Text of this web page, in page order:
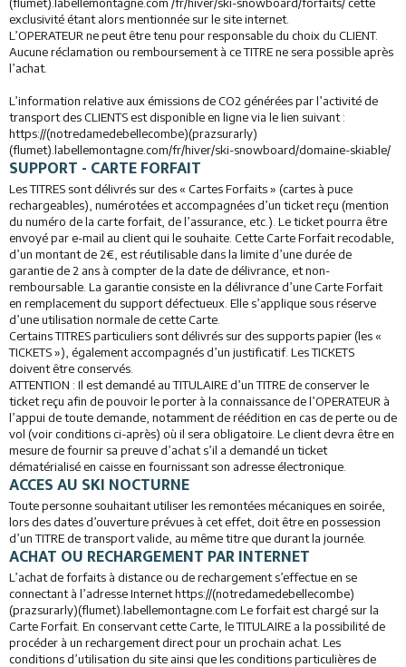
exclusivité étant alors mentionnée sur le site internet.
L’OPERATEUR ne peut être tenu pour responsable du choix du CLIENT.
Aucune réclamation ou remboursement à ce TITRE ne sera possible après
l’achat.
L’information relative aux émissions de CO2 générées par l’activité de
transport des CLIENTS est disponible en ligne via le lien suivant :
https://(notredamedebellecombe)(prazsurarly)
(flumet).labellemontagne.com/fr/hiver/ski-snowboard/domaine-skiable/
SUPPORT - CARTE FORFAIT
Les TITRES sont délivrés sur des « Cartes Forfaits » (cartes à puce
rechargeables), numérotées et accompagnées d’un ticket reçu (mention
du numéro de la carte forfait, de l’assurance, etc.). Le ticket pourra être
envoyé par e-mail au client qui le souhaite. Cette Carte Forfait recodable,
d’un montant de 2€, est réutilisable dans la limite d’une durée de
garantie de 2 ans à compter de la date de délivrance, et non-
remboursable. La garantie consiste en la délivrance d’une Carte Forfait
en remplacement du support défectueux. Elle s’applique sous réserve
d’une utilisation normale de cette Carte.
Certains TITRES particuliers sont délivrés sur des supports papier (les «
TICKETS »), également accompagnés d’un justificatif. Les TICKETS
doivent être conservés.
ATTENTION : Il est demandé au TITULAIRE d’un TITRE de conserver le
ticket reçu afin de pouvoir le porter à la connaissance de l’OPERATEUR à
l’appui de toute demande, notamment de réédition en cas de perte ou de
vol (voir conditions ci-après) où il sera obligatoire. Le client devra être en
mesure de fournir sa preuve d’achat s’il a demandé un ticket
dématérialisé en caisse en fournissant son adresse électronique.
ACCES AU SKI NOCTURNE
Toute personne souhaitant utiliser les remontées mécaniques en soirée,
lors des dates d’ouverture prévues à cet effet, doit être en possession
d’un TITRE de transport valide, au même titre que durant la journée.
ACHAT OU RECHARGEMENT PAR INTERNET
L’achat de forfaits à distance ou de rechargement s’effectue en se
connectant à l’adresse Internet https://(notredamedebellecombe)
(prazsurarly)(flumet).labellemontagne.com Le forfait est chargé sur la
Carte Forfait. En conservant cette Carte, le TITULAIRE a la possibilité de
procéder à un rechargement direct pour un prochain achat. Les
conditions d’utilisation du site ainsi que les conditions particulières de